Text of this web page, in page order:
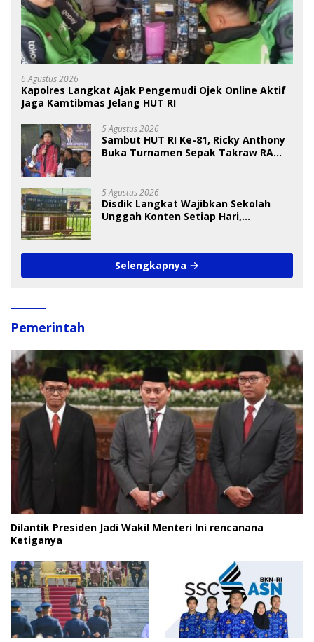
6 Agustus 2026
Kapolres Langkat Ajak Pengemudi Ojek Online Aktif
Jaga Kamtibmas Jelang HUT RI
5 Agustus 2026
Sambut HUT RI Ke-81, Ricky Anthony
Buka Turnamen Sepak Takraw RA
5 Agustus 2026
Disdik Langkat Wajibkan Sekolah
Unggah Konten Setiap Hari,
Selengkapnya
Pemerintah
Dilantik Presiden Jadi Wakil Menteri Ini rencanana
Ketiganya